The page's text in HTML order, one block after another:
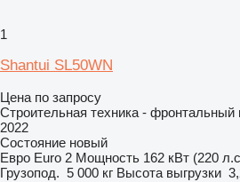
1
Shantui SL50WN
Цена по запросу
Строительная техника - фронтальный
2022
Состояние новый
Евро Euro 2 Мощность 162 кВт (220
Грузопод. 5 000 кг Высота выгрузки